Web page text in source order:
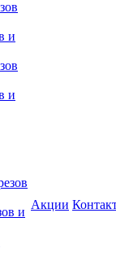
и
и
и
Акции